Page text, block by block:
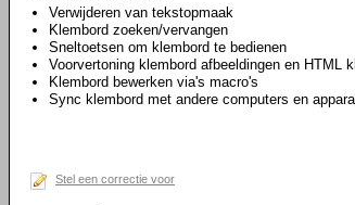
Verwijderen van tekstopmaak
Klembord zoeken/vervangen
Sneltoetsen om klembord te bedienen
Voorvertoning klembord afbeeldingen en HTML
Klembord bewerken via's macro's
Sync klembord met andere computers en
Stel een correctie voor